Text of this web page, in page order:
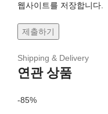
웹사이트를 저장합니다.
Shipping & Delivery
연관 상품
-85%